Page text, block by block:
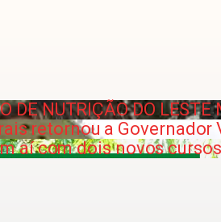
DE NUTRIÇÃO DO LESTE
retornou a Governador
aí com dois novos cursos